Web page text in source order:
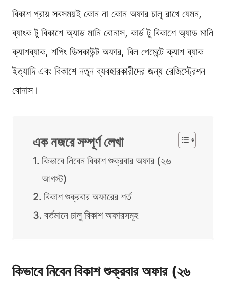
বিকাশ প্রায় সবসময়ই কোন না কোন অফার চালু রাখে যেমন,
ব্যাংক টু বিকাশে অ্যাড মানি বোনাস, কার্ড টু বিকাশে অ্যাড মানি
ক্যাশব্যাক, শপিং ডিসকাউন্ট অফার, বিল পেমেন্টে ক্যাশ ব্যাক
ইত্যাদি এবং বিকাশে নতুন ব্যবহারকারীদের জন্য রেজিস্ট্রেশন
বোনাস।
এক নজরে সম্পূর্ণ লেখা
কিভাবে নিবেন বিকাশ শুক্রবার অফার (২৬
আগস্ট)
বিকাশ শুক্রবার অফারের শর্ত
বর্তমানে চালু বিকাশ অফারসমূহ
কিভাবে নিবেন বিকাশ শুক্রবার অফার (২৬